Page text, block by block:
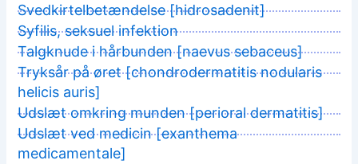
Svedkirtelbetændelse [hidrosadenit]
Syfilis, seksuel infektion
Talgknude i hårbunden [naevus sebaceus]
Tryksår på øret [chondrodermatitis nodularis
helicis auris]
Udslæt omkring munden [perioral dermatitis]
Udslæt ved medicin [exanthema
medicamentale]